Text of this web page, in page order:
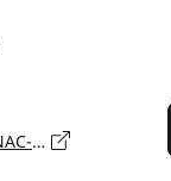
40 Rue d'Aquitaine, 24270 SAVIGNAC-LÉDRIER